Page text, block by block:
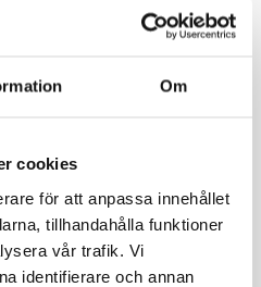
Om
cookies
för att anpassa innehållet
tillhandahålla funktioner
vår trafik. Vi
identifierare och annan
KPI och
rapportering och
ERP-plattform kan
arbete, förbättra
att
bästa praxis,